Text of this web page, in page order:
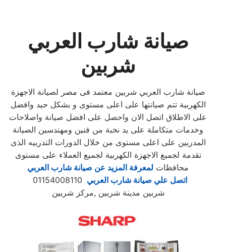
صيانة شارب العربي
شربين
صيانة شارب العربي شربين معتمد فى مصر لصيانة الاجهزة
الكهربية تتم صيانتها على اعلى مستوى و بشكل جيد وافضل
على الاطلاق اتصل الان واحصل على افضل صيانة واصلاحات
وخدمات متكاملة على يد نخبة من فنين ومهندسين الصيانة
المدربين على اعلى مستوى من خلال الدورات التدربيه الذى
تقدمة لجميع الاجهزة الكهربية لجميع العملاء على مستوى
محافظات لمعرفة المزيد عن صيانة شارب العربي
اتصل علي صيانة شارب العربي
شربين مدينة شربين ,مركز شربين